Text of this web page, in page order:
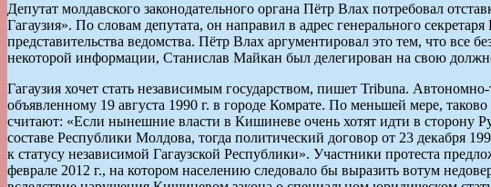
Депутат молдавского законодательного органа Пётр Влах потребовал
Гагаузия». По словам депутата, он направил в адрес генерального
представительства ведомства. Пётр Влах аргументировал это тем, что
некоторой информации, Станислав Майкан был делегирован на свою
Гагаузия хочет стать независимым государством, пишет Tribuna.
объявленному 19 августа 1990 г. в городе Комрате. По меньшей мере,
считают: «Если нынешние власти в Кишиневе очень хотят идти в сторону
составе Республики Молдова, тогда политический договор от 23 декабря
к статусу независимой Гагаузской Республики». Участники протеста
феврале 2012 г., на котором населению следовало бы выразить вотум